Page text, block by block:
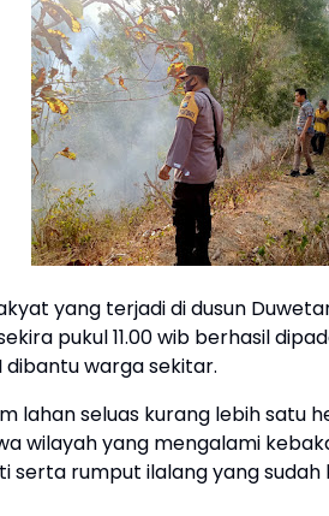
yang terjadi di dusun
pukul 11.00 wib berhasil
warga sekitar.
lahan seluas kurang lebih satu
wilayah yang mengalami
serta rumput ilalang yang